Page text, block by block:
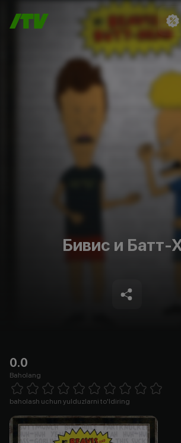
Бивис и Батт-
0.0
Baholang
1 Star 2 Stars 3 Stars 4 Stars5 Stars 6 Stars7 Stars8 Stars
baholash uchun yulduzlarni to'ldiring